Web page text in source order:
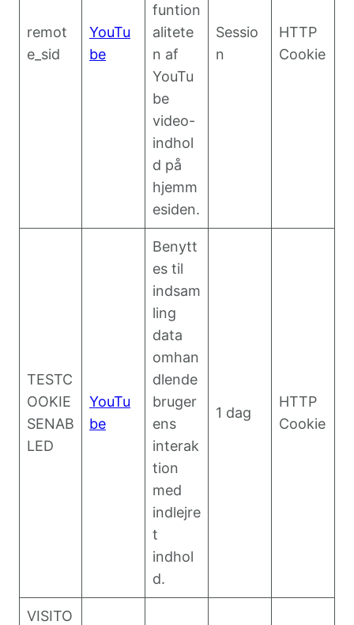
remot
e_sid
YouTu
be
funtion
alitete
n af
YouTu
be
video-
indhol
d på
hjemm
esiden.
Sessio
n
HTTP
Cookie
TESTC
OOKIE
SENAB
LED
YouTu
be
Benytt
es til
indsam
ling
data
omhan
dlende
bruger
ens
interak
tion
med
indlejre
t
indhol
d.
1 dag
HTTP
Cookie
VISITO